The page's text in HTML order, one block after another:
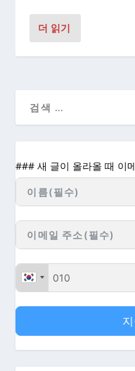
더 읽기
### 새 글이 올라올 때 이